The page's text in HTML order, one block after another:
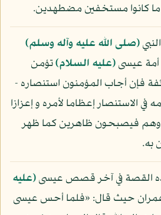
كانوا مستخفين مضطهدين.
(صلى الله عليه وآله وسلم)
عيسى(عليه السلام)تؤمن
فإن أجاب المؤمنون استنصاره -
الاستنصار إعظاما لأمره و إعزازا
فيصبحون ظاهرين كما ظهر
به.
القصة في آخر قصص عيسى(عليه
حيث قال: «فلما أحس عيسى